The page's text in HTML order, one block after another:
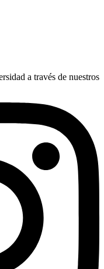
a través de nuestros